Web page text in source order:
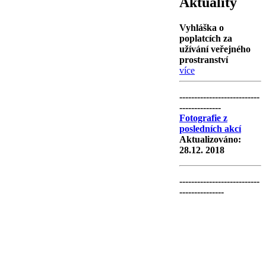
Vyhláška o
poplatcích za
užívání veřejného
prostranství
více
---------------------------
--------------
Fotografie z
posledních akcí
Aktualizováno:
28.12. 2018
---------------------------
---------------